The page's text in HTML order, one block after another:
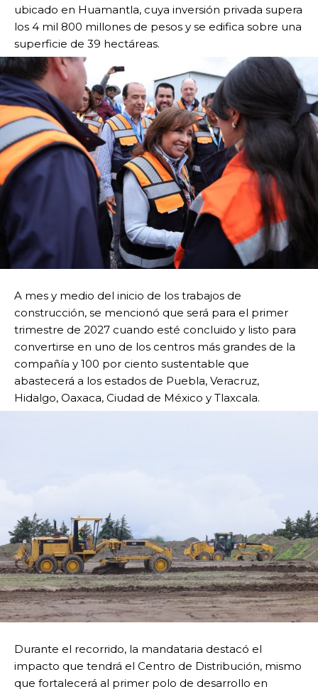
ubicado en Huamantla, cuya inversión privada supera
los 4 mil 800 millones de pesos y se edifica sobre una
superficie de 39 hectáreas.
A mes y medio del inicio de los trabajos de
construcción, se mencionó que será para el primer
trimestre de 2027 cuando esté concluido y listo para
convertirse en uno de los centros más grandes de la
compañía y 100 por ciento sustentable que
abastecerá a los estados de Puebla, Veracruz,
Hidalgo, Oaxaca, Ciudad de México y Tlaxcala.
Durante el recorrido, la mandataria destacó el
impacto que tendrá el Centro de Distribución, mismo
que fortalecerá al primer polo de desarrollo en